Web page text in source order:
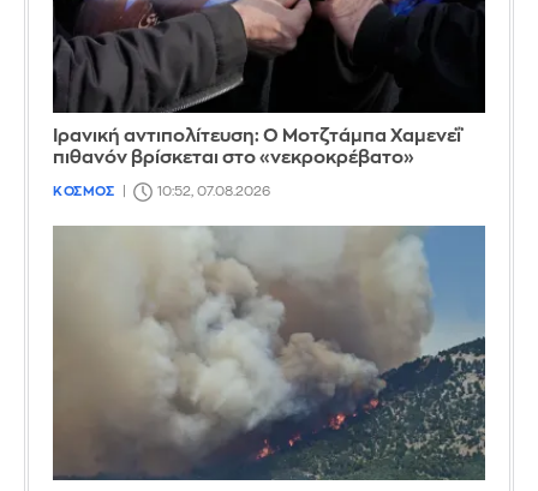
Ιρανική αντιπολίτευση: Ο Μοτζτάμπα Χαμενεΐ
πιθανόν βρίσκεται στο «νεκροκρέβατο»
ΚΟΣΜΟΣ 10:52, 07.08.2026